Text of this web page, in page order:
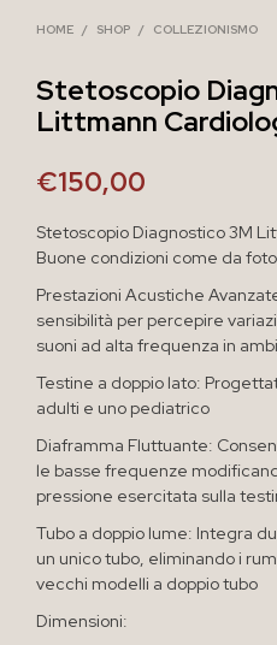
HOME / SHOP / COLLEZIONISMO
Stetoscopio
Littmann
€150,00
Stetoscopio Diagnostico 3M
Buone condizioni come da foto
Prestazioni Acustiche
sensibilità per percepire
suoni ad alta frequenza in
Testine a doppio lato:
adulti e uno pediatrico
Diaframma Fluttuante:
le basse frequenze
pressione esercitata sulla
Tubo a doppio lume: Integra
un unico tubo, eliminando i
vecchi modelli a doppio tubo
Dimensioni: